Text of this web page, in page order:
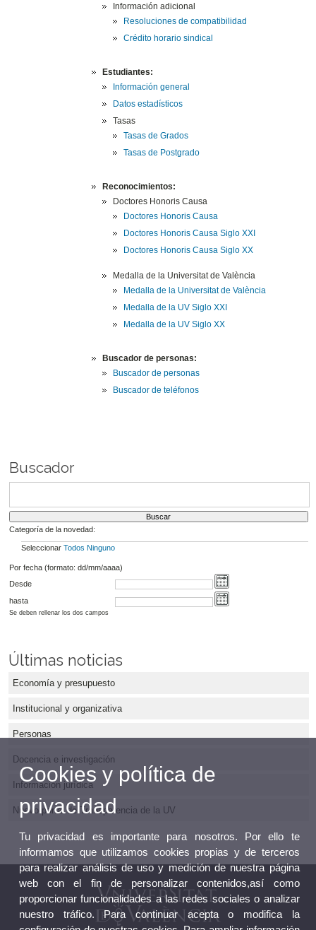
Información adicional
Resoluciones de compatibilidad
Crédito horario sindical
Estudiantes:
Información general
Datos estadísticos
Tasas
Tasas de Grados
Tasas de Postgrado
Reconocimientos:
Doctores Honoris Causa
Doctores Honoris Causa
Doctores Honoris Causa Siglo XXI
Doctores Honoris Causa Siglo XX
Medalla de la Universitat de València
Medalla de la Universitat de València
Medalla de la UV Siglo XXI
Medalla de la UV Siglo XX
Buscador de personas:
Buscador de personas
Buscador de teléfonos
Buscador
Categoría de la novedad:
Seleccionar Todos Ninguno
Por fecha (formato: dd/mm/aaaa)
Desde
hasta
Se deben rellenar los dos campos
Últimas noticias
Economía y presupuesto
Institucional y organizativa
Personas
Docencia e investigación
Información jurídica
Nuevo portal de Transparencia de la UV
Cookies y política de
privacidad
Tu privacidad es importante para nosotros. Por ello te
informamos que utilizamos cookies propias y de terceros
para realizar análisis de uso y medición de nuestra página
web con el fin de personalizar contenidos,así como
proporcionar funcionalidades a las redes sociales o analizar
nuestro tráfico. Para continuar acepta o modifica la